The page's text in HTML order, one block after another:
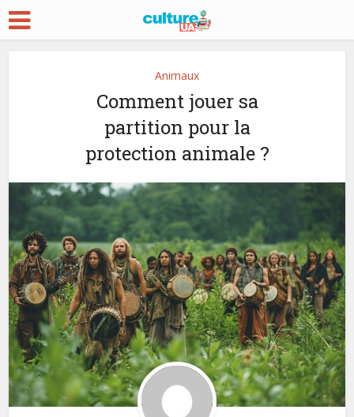
Animaux
Comment jouer sa
partition pour la
protection animale ?